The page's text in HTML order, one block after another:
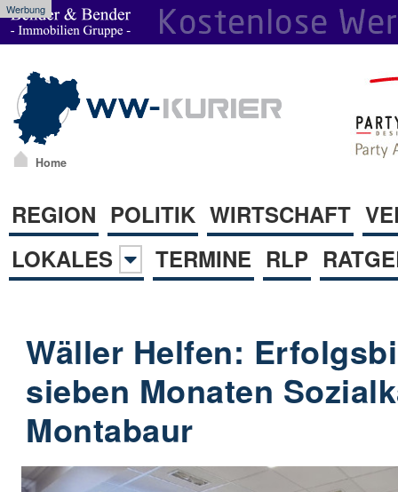
Werbung
Home
REGION POLITIK WIRTSCHAFT
LOKALES
TERMINE RLP
Wäller Helfen:
sieben Monaten
Montabaur